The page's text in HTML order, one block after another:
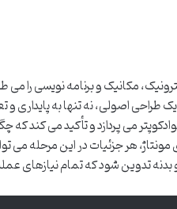
مکانیک و برنامه نویسی را
اصولی، نه تنها به پایداری
می پردازد و تأکید می کند
هر جزئیات در این مرحله می
تدوین شود که تمام نیازهای